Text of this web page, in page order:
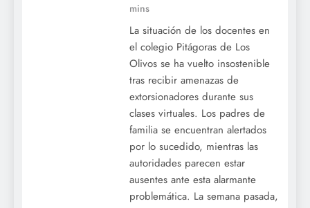
mins
La situación de los docentes en
el colegio Pitágoras de Los
Olivos se ha vuelto insostenible
tras recibir amenazas de
extorsionadores durante sus
clases virtuales. Los padres de
familia se encuentran alertados
por lo sucedido, mientras las
autoridades parecen estar
ausentes ante esta alarmante
problemática. La semana pasada,